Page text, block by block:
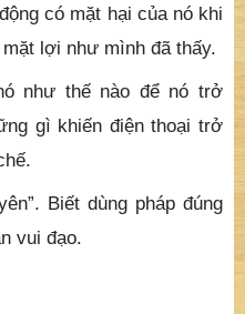
có mặt hại của nó khi
lợi như mình đã thấy.
như thế nào để nó trở
gì khiến điện thoại trở
Biết dùng pháp đúng
vui đạo.